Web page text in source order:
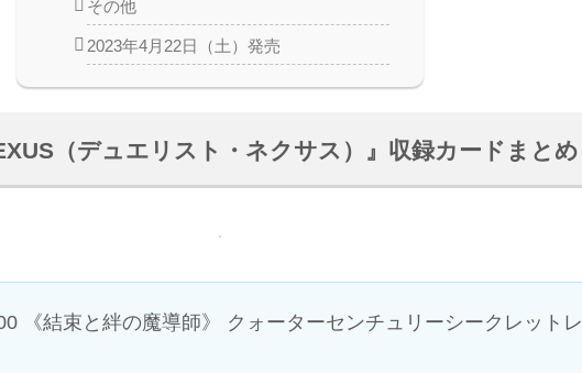
その他
2023年4月22日（土）発売
（デュエリスト・ネクサス）』収録カードまとめ
《結束と絆の魔導師》 クォーターセンチュリーシークレットレ